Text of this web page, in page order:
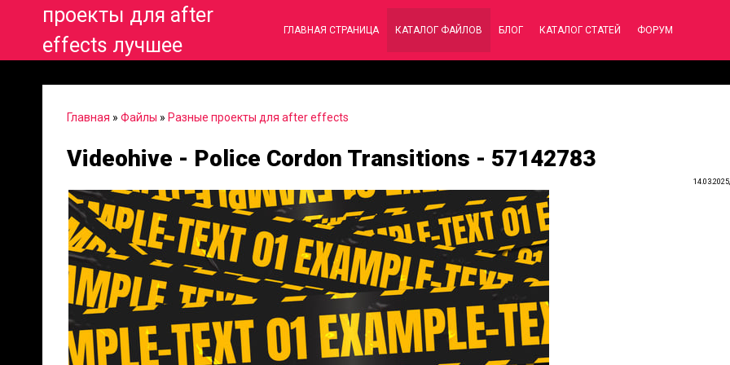
проекты для after
effects лучшее
ГЛАВНАЯ СТРАНИЦА КАТАЛОГ ФАЙЛОВ БЛОГ КАТАЛОГ СТАТЕЙ ФОРУМ
Главная » Файлы » Разные проекты для after effects
Videohive - Police Cordon Transitions - 57142783